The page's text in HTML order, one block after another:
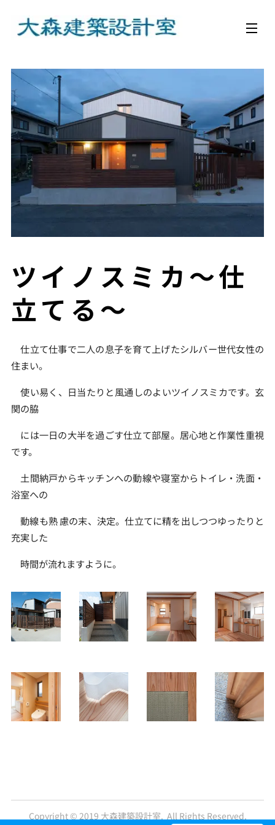
ツイノスミカ～仕
立てる～
仕立て仕事で二人の息子を育て上げたシルバー世代女性の
住まい。
使い易く、日当たりと風通しのよいツイノスミカです。玄
関の脇
には一日の大半を過ごす仕立て部屋。居心地と作業性重視
です。
土間納戸からキッチンへの動線や寝室からトイレ・洗面・
浴室への
動線も熟 慮の末、決定。仕立てに精を出しつつゆったりと
充実した
時間が流れますように。
Copyright © 2019 大森建築設計室. All Rights Reserved.